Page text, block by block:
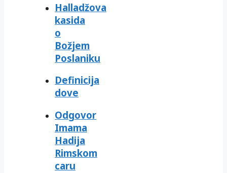
Halladžova
kasida
o
Božjem
Poslaniku
Definicija
dove
Odgovor
Imama
Hadija
Rimskom
caru